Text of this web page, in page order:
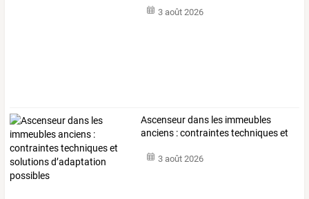
3 août 2026
Ascenseurdans les immeubles
anciens :contraintestechniqueset
3 août 2026